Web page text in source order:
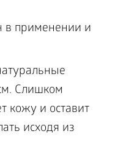
в применении и
Слишком
кожу и оставит
исходя из